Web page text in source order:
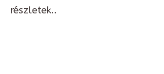
részletek..